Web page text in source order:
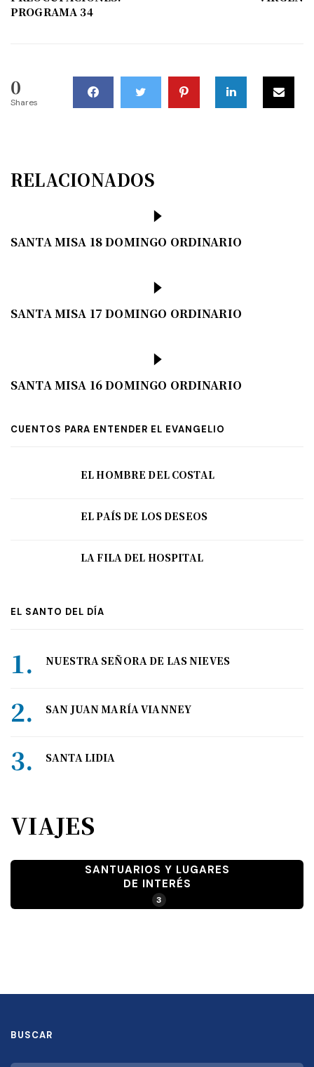
PROGRAMA 34
0
Shares
RELACIONADOS
SANTA MISA 18 DOMINGO ORDINARIO
SANTA MISA 17 DOMINGO ORDINARIO
SANTA MISA 16 DOMINGO ORDINARIO
CUENTOS PARA ENTENDER EL EVANGELIO
EL HOMBRE DEL COSTAL
EL PAÍS DE LOS DESEOS
LA FILA DEL HOSPITAL
EL SANTO DEL DÍA
NUESTRA SEÑORA DE LAS NIEVES
SAN JUAN MARÍA VIANNEY
SANTA LIDIA
VIAJES
SANTUARIOS Y LUGARES
DE INTERÉS
3
BUSCAR